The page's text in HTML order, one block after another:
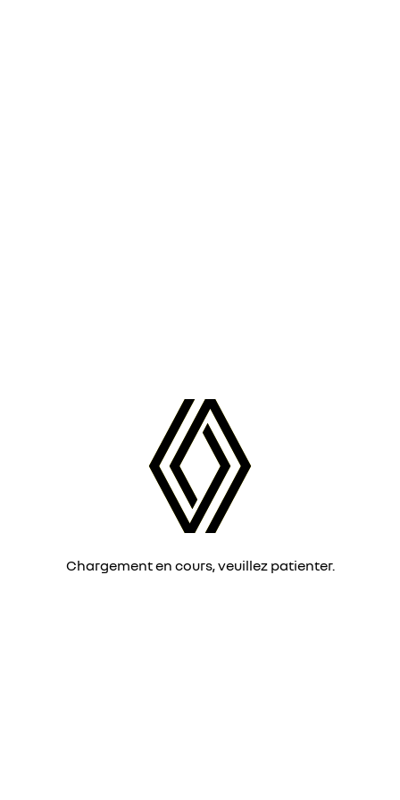
Chargement en cours, veuillez patienter.